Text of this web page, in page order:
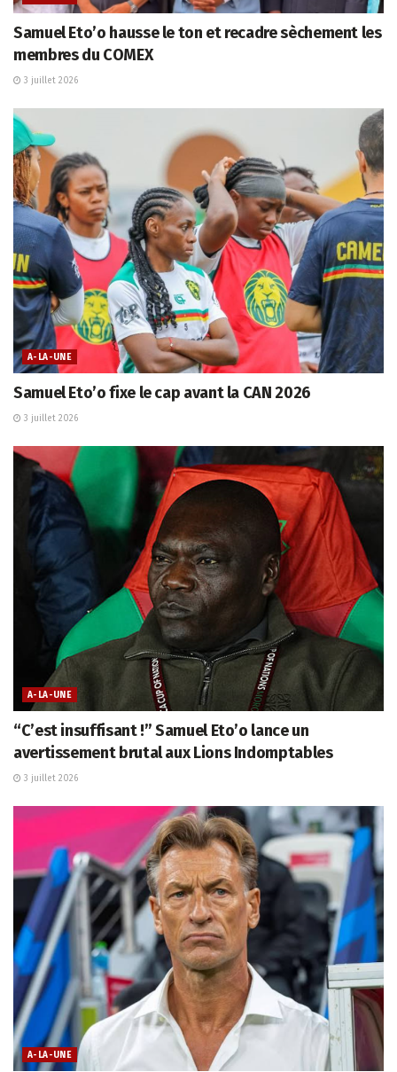
Samuel Eto’o hausse le ton et recadre sèchement les
membres du COMEX
3 juillet 2026
A-LA-UNE
Samuel Eto’o fixe le cap avant la CAN 2026
3 juillet 2026
A-LA-UNE
“C’est insuffisant !” Samuel Eto’o lance un
avertissement brutal aux Lions Indomptables
3 juillet 2026
A-LA-UNE